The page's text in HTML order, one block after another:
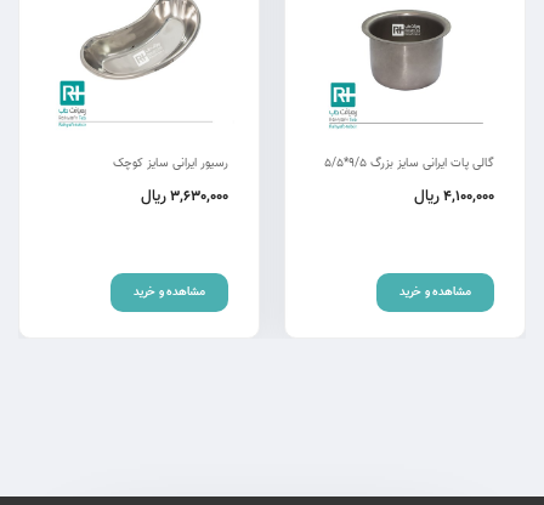
گالی پات ایرانی سایز بزرگ 9/5*5/5
4,100,000ریال
مشاهده و خرید
رسیور ایرانی سایز کوچک
3,630,000ریال
مشاهده و خرید